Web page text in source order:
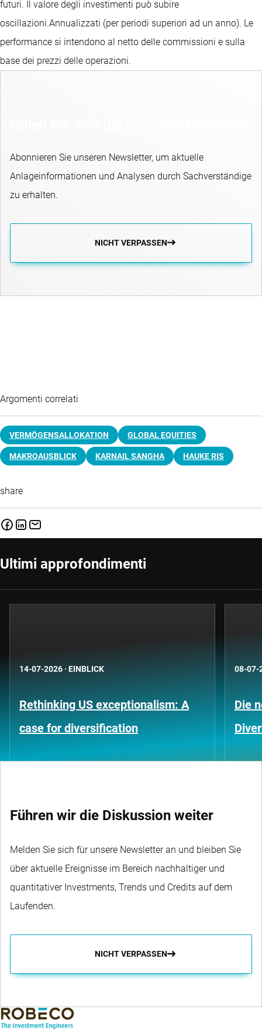
futuri. Il valore degli investimenti può subire
oscillazioni.Annualizzati (per periodi superiori ad un anno). Le
performance si intendono al netto delle commissioni e sulla
base dei prezzi delle operazioni.
Abonnieren Sie unseren Newsletter, um aktuelle
Anlageinformationen und Analysen durch Sachverständige
zu erhalten.
NICHT VERPASSEN
Argomenti correlati
VERMÖGENSALLOKATION GLOBAL EQUITIES
MAKROAUSBLICK KARNAIL SANGHA HAUKE RIS
share
Ultimi approfondimenti
14-07-2026 · EINBLICK
Rethinking US exceptionalism: A
case for diversification
08-07-
Die
Führen wir die Diskussion weiter
Melden Sie sich für unsere Newsletter an und bleiben Sie
über aktuelle Ereignisse im Bereich nachhaltiger und
quantitativer Investments, Trends und Credits auf dem
Laufenden.
NICHT VERPASSEN